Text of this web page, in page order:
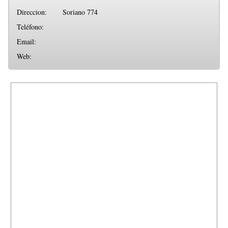
Direccion:
Soriano 774
Teléfono:
Email:
Web: